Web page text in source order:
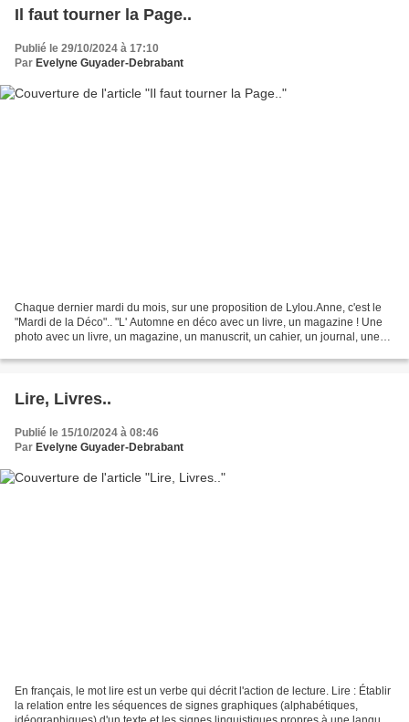
Il faut tourner la Page..
Publié le 29/10/2024 à 17:10
Par Evelyne Guyader-Debrabant
Chaque dernier mardi du mois, sur une proposition de Lylou.Anne, c'est le
"Mardi de la Déco".. "L' Automne en déco avec un livre, un magazine ! Une
photo avec un livre, un magazine, un manuscrit, un cahier, un journal, une
Lire, Livres..
Publié le 15/10/2024 à 08:46
Par Evelyne Guyader-Debrabant
En français, le mot lire est un verbe qui décrit l'action de lecture. Lire : Établir
la relation entre les séquences de signes graphiques (alphabétiques,